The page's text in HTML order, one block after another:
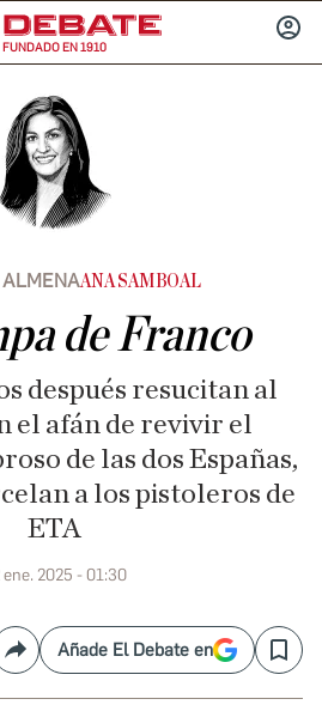
FUNDADO EN 1910
ANA SAMBOAL
de Franco
después resucitan al
el afán de revivir el
de las dos Españas,
a los pistoleros de
ETA
ene. 2025 - 01:30
CompartirAñade El Debate en Save